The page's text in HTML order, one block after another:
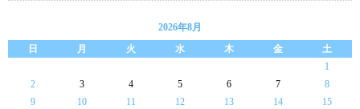
2026年8月
日
月 火 水 木 金
土
1
2
3 4 5 6 7
8
9
10 11 12 13 14
15